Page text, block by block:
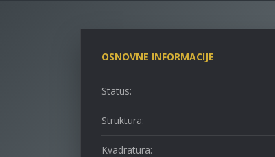
OSNOVNE INFORMACIJE
Status:
Struktura:
Kvadratura: